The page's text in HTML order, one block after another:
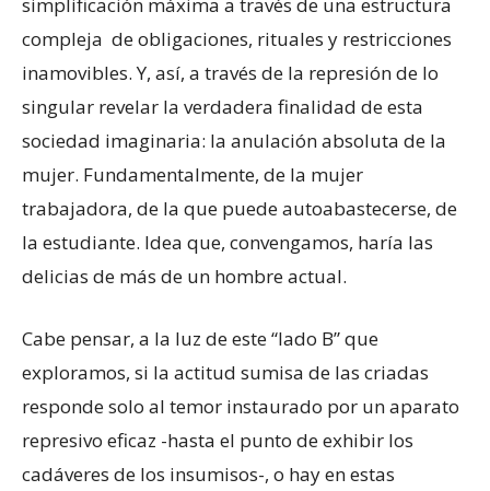
compleja de obligaciones, rituales y restricciones
inamovibles. Y, así, a través de la represión de lo
singular revelar la verdadera finalidad de esta
sociedad imaginaria: la anulación absoluta de la
mujer. Fundamentalmente, de la mujer
trabajadora, de la que puede autoabastecerse, de
la estudiante. Idea que, convengamos, haría las
delicias de más de un hombre actual.
Cabe pensar, a la luz de este “lado B” que
exploramos, si la actitud sumisa de las criadas
responde solo al temor instaurado por un aparato
represivo eficaz -hasta el punto de exhibir los
cadáveres de los insumisos-, o hay en estas